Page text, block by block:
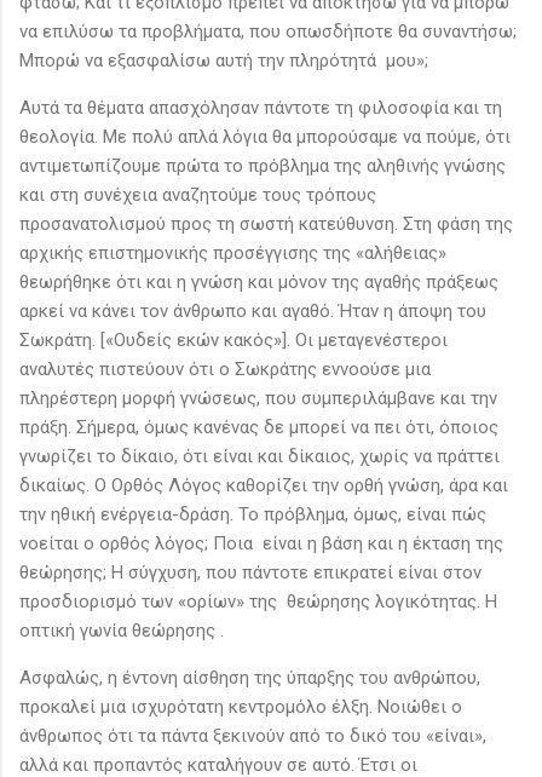
να επιλύσω τα προβλήματα, που οπωσδήποτε θα συναντήσω;
Μπορώ να εξασφαλίσω αυτή την πληρότητά μου»;
Αυτά τα θέματα απασχόλησαν πάντοτε τη φιλοσοφία και τη
θεολογία. Με πολύ απλά λόγια θα μπορούσαμε να πούμε, ότι
αντιμετωπίζουμε πρώτα το πρόβλημα της αληθινής γνώσης
και στη συνέχεια αναζητούμε τους τρόπους
προσανατολισμού προς τη σωστή κατεύθυνση. Στη φάση της
αρχικής επιστημονικής προσέγγισης της «αλήθειας»
θεωρήθηκε ότι και η γνώση και μόνον της αγαθής πράξεως
αρκεί να κάνει τον άνθρωπο και αγαθό. Ήταν η άποψη του
Σωκράτη. [«Ουδείς εκών κακός»]. Οι μεταγενέστεροι
αναλυτές πιστεύουν ότι ο Σωκράτης εννοούσε μια
πληρέστερη μορφή γνώσεως, που συμπεριλάμβανε και την
πράξη. Σήμερα, όμως κανένας δε μπορεί να πει ότι, όποιος
γνωρίζει το δίκαιο, ότι είναι και δίκαιος, χωρίς να πράττει
δικαίως. Ο Ορθός Λόγος καθορίζει την ορθή γνώση, άρα και
την ηθική ενέργεια-δράση. Το πρόβλημα, όμως, είναι πώς
νοείται ο ορθός λόγος; Ποια είναι η βάση και η έκταση της
θεώρησης; Η σύγχυση, που πάντοτε επικρατεί είναι στον
προσδιορισμό των «ορίων» της θεώρησης λογικότητας. Η
οπτική γωνία θεώρησης .
Ασφαλώς, η έντονη αίσθηση της ύπαρξης του ανθρώπου,
προκαλεί μια ισχυρότατη κεντρομόλο έλξη. Νοιώθει ο
άνθρωπος ότι τα πάντα ξεκινούν από το δικό του «είναι»,
αλλά και προπαντός καταλήγουν σε αυτό. Έτσι οι